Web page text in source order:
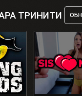
ТРИНИТИ